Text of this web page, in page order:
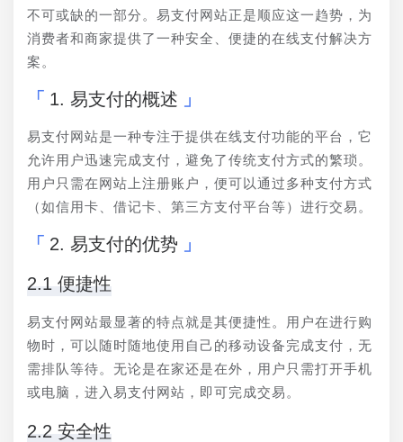
不可或缺的一部分。易支付网站正是顺应这一趋势，为
消费者和商家提供了一种安全、便捷的在线支付解决方
案。
1. 易支付的概述
易支付网站是一种专注于提供在线支付功能的平台，它
允许用户迅速完成支付，避免了传统支付方式的繁琐。
用户只需在网站上注册账户，便可以通过多种支付方式
（如信用卡、借记卡、第三方支付平台等）进行交易。
2. 易支付的优势
2.1 便捷性
易支付网站最显著的特点就是其便捷性。用户在进行购
物时，可以随时随地使用自己的移动设备完成支付，无
需排队等待。无论是在家还是在外，用户只需打开手机
或电脑，进入易支付网站，即可完成交易。
2.2 安全性